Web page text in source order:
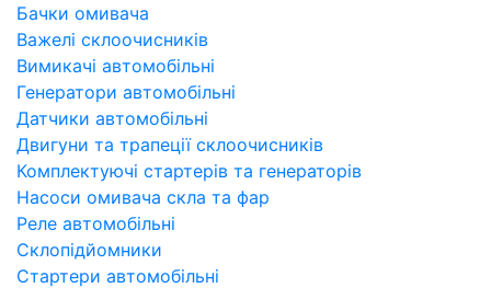
Бачки омивача
Важелі склоочисників
Вимикачі автомобільні
Генератори автомобільні
Датчики автомобільні
Двигуни та трапеції склоочисників
Комплектуючі стартерів та генераторів
Насоси омивача скла та фар
Реле автомобільні
Склопідйомники
Стартери автомобільні